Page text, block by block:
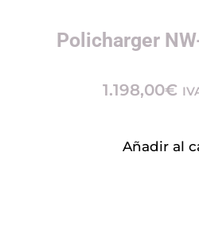
Policharger
1.198,00€
Añadir al